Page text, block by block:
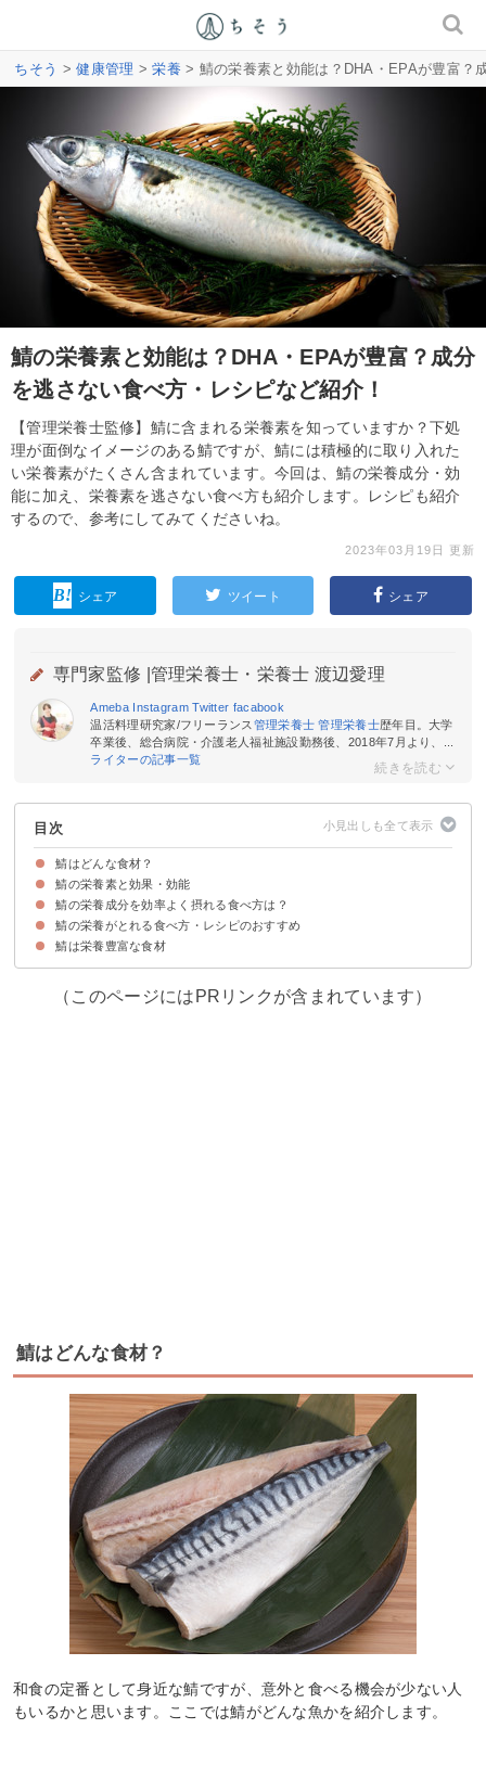
ちそう >健康管理 >栄養 > 鯖の栄養素と効能は？DHA・EPAが豊富？
鯖の栄養素と効能は？DHA・EPAが豊富？成分
を逃さない食べ方・レシピなど紹介！
【管理栄養士監修】鯖に含まれる栄養素を知っていますか？下処
理が面倒なイメージのある鯖ですが、鯖には積極的に取り入れた
い栄養素がたくさん含まれています。今回は、鯖の栄養成分・効
能に加え、栄養素を逃さない食べ方も紹介します。レシピも紹介
するので、参考にしてみてくださいね。
2023年03月19日 更新
シェア ツイート シェア
専門家監修 | 管理栄養士・栄養士 渡辺愛理
Ameba Instagram Twitter facabook
温活料理研究家/フリーランス 管理栄養士 管理栄養士歴年目。大学
卒業後、総合病院・介護老人福祉施設勤務後、2018年7月より、...
ライターの記事一覧
目次
鯖はどんな食材？
鯖の旬
鯖のカロリー・糖質
鯖の栄養素と効果・効能
①DHA
②EPA
③ビタミンD
④ビタミンB12
⑤ビタミンB2
鯖の栄養成分を効率よく摂れる食べ方は？
①鯖の水煮缶の汁ごと食べる
②鯖の皮まで食べる
鯖の栄養がとれる食べ方・レシピのおすすめ
①鯖の味噌煮
②鯖の塩焼き
③鯖缶とキャベツのパスタ
鯖は栄養豊富な食材
（このページにはPRリンクが含まれています）
鯖はどんな食材？
和食の定番として身近な鯖ですが、意外と食べる機会が少ない人
もいるかと思います。ここでは鯖がどんな魚かを紹介します。